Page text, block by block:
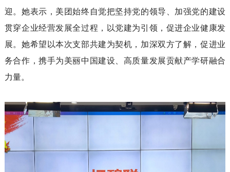
迎。她表示，美团始终自觉把坚持党的领导
加强党的建设
贯穿企业经营发展全过程，以党建为引领， 促进企业健康发
展。她希望以本次支部共建为契机， 加深双方了解，促进业
务合作 ，携手为美丽中国建设、高质量发展贡献产学研融合
力量。